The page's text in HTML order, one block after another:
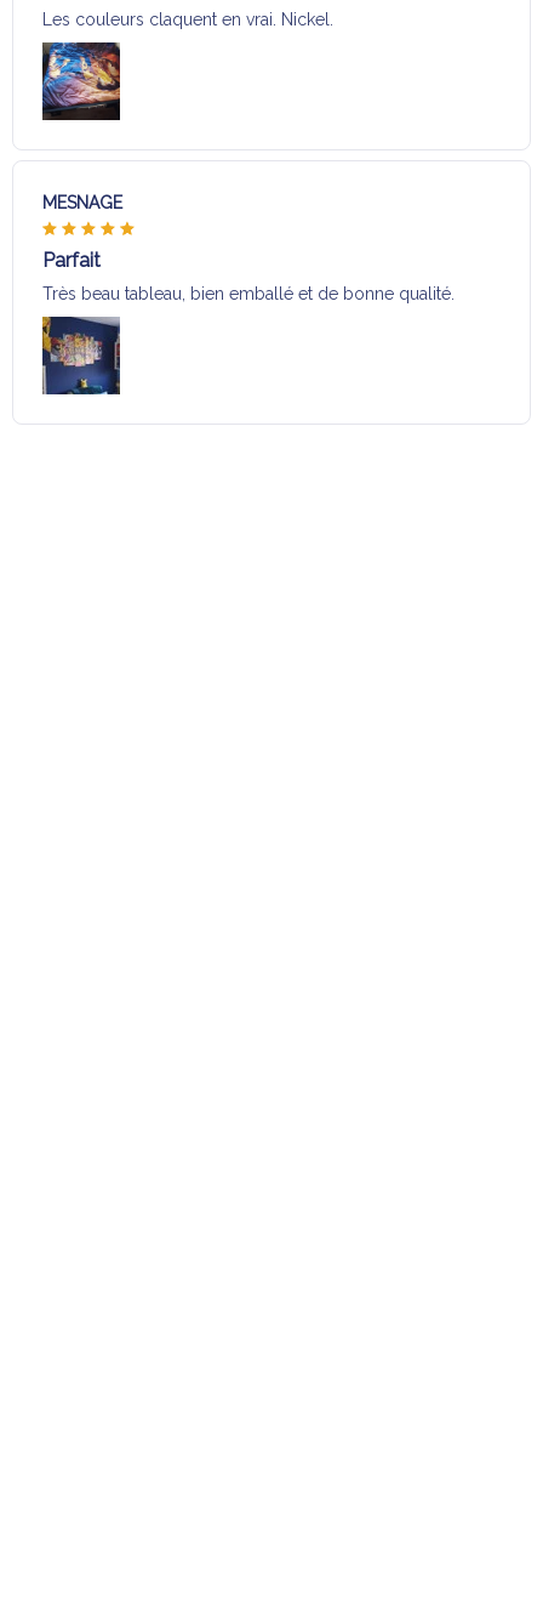
Les couleurs claquent en vrai. Nickel.
MESNAGE
Parfait
Très beau tableau, bien emballé et de bonne qualité.